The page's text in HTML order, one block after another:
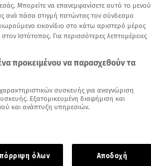
αναζήτησης
Μπορείτε να επανεμφανίσετε αυτό το μενού
ανά πάσα στιγμή πατώντας τον σύνδεσμο
εικονίδιο στο κάτω αριστερό μέρος
Ιστότοπος. Για περισσότερες λεπτομέρειες
προκειμένου να παρασχεθούν τα
συσκευής για αναγνώριση
Εξατομικευμένη διαφήμιση και
και ανάπτυξη υπηρεσιών.
όλων Αποδοχή